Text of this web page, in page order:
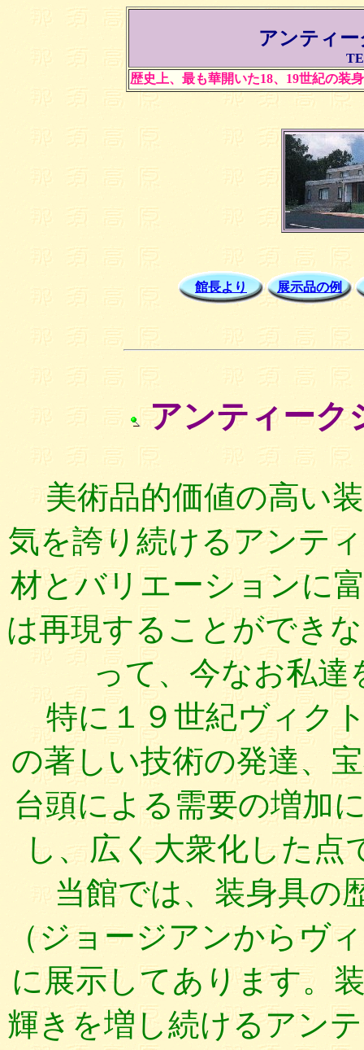
アンティ
歴史上、最も華開いた18、19世紀の装
館長より 展示品の例
アンティーク
美術品的価値の高い
気を誇り続けるアンテ
材とバリエーションに
は再現することができ
って、今なお私
特に１９世紀ヴィク
の著しい技術の発達、
台頭による需要の増加
し、広く大衆化した点
当館では、装身具の
（ジョージアンからヴ
に展示してあります。
輝きを増し続けるアン